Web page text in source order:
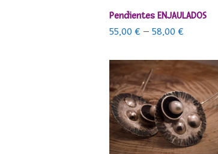
SELECCIONAR OPCIONES
Pendientes ENJAULADOS
55,00 € – 58,00 €